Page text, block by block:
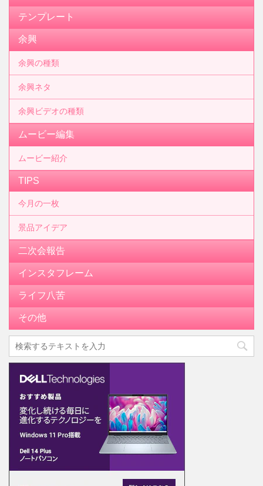
テンプレート
余興
余興の種類
余興ネタ
余興ビデオの種類
ムービー編集
ムービー紹介
TIPS
今月の一枚
景品アイデア
二次会報告
インスタフレーム
ライフ八苦
その他